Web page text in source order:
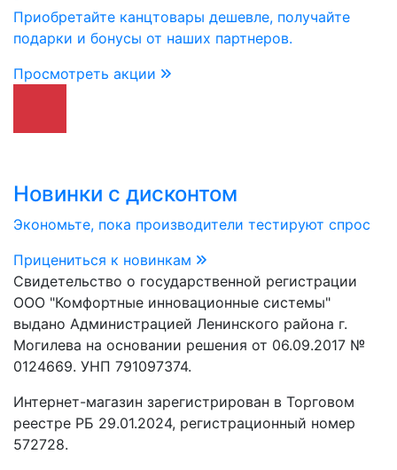
Приобретайте канцтовары дешевле, получайте
подарки и бонусы от наших партнеров.
Просмотреть акции
Новинки с дисконтом
Экономьте, пока производители тестируют спрос
Прицениться к новинкам
Свидетельство о государственной регистрации
ООО "Комфортные инновационные системы"
выдано Администрацией Ленинского района г.
Могилева на основании решения от 06.09.2017 №
0124669. УНП 791097374.
Интернет-магазин зарегистрирован в Торговом
реестре РБ 29.01.2024, регистрационный номер
572728.